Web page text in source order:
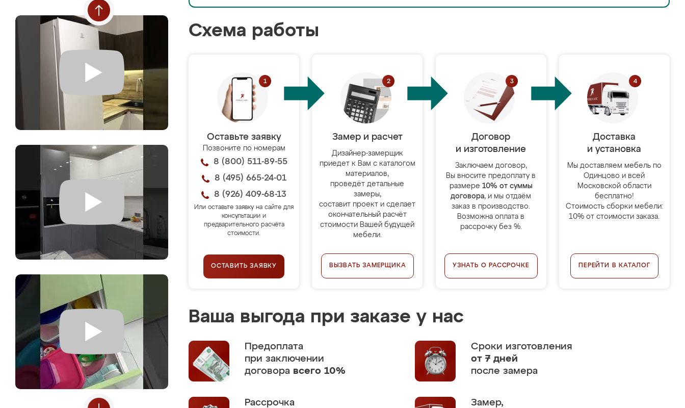
Схема работы
Оставьте заявку
Позвоните по номерам
8 (800) 511-89-55
8 (495) 665-24-01
8 (926) 409-68-13
Или оставьте заявку на сайте для
консультации и
предварительного расчёта
стоимости.
ОСТАВИТЬ ЗАЯВКУ
Замер и расчет
Дизайнер-замерщик
приедет к Вам с каталогом
материалов,
проведёт детальные
замеры,
составит проект и сделает
окончательный расчёт
стоимости Вашей будущей
мебели.
ВЫЗВАТЬ ЗАМЕРЩИКА
Договор
и изготовление
Заключаем договор,
Вы вносите предоплату в
размере 10% от суммы
договора, и мы отдаём
заказ в производство.
Возможна оплата в
рассрочку без %.
УЗНАТЬ О РАССРОЧКЕ
Доставка
и установка
Мы доставляем мебель по
Одинцово и всей
Московской области
бесплатно!
Стоимость сборки мебели:
10% от стоимости заказа.
ПЕРЕЙТИ В КАТАЛОГ
Ваша выгода при заказе у нас
Предоплата
при заключении
договора всего 10%
Сроки изготовления
от 7 дней
после замера
Рассрочка
Замер,